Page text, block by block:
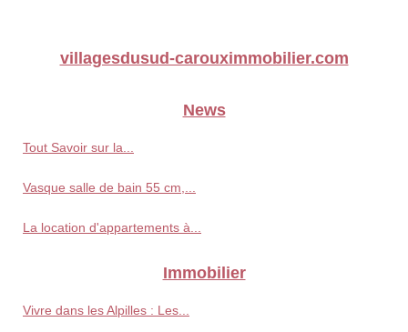
villagesdusud-carouximmobilier.com
News
Tout Savoir sur la...
Vasque salle de bain 55 cm,...
La location d'appartements à...
Immobilier
Vivre dans les Alpilles : Les...